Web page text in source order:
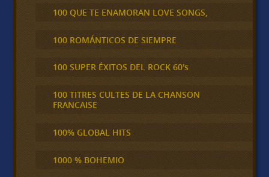
100 QUE TE ENAMORAN LOVE SONGS,
100 ROMÁNTICOS DE SIEMPRE
100 SUPER ÉXITOS DEL ROCK 60's
100 TITRES CULTES DE LA CHANSON
FRANCAISE
100% GLOBAL HITS
1000 % BOHEMIO